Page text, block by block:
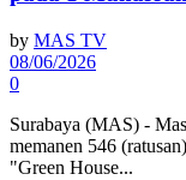
by MAS TV
08/06/2026
0
Surabaya (MAS) -
memanen 546
"Green House...